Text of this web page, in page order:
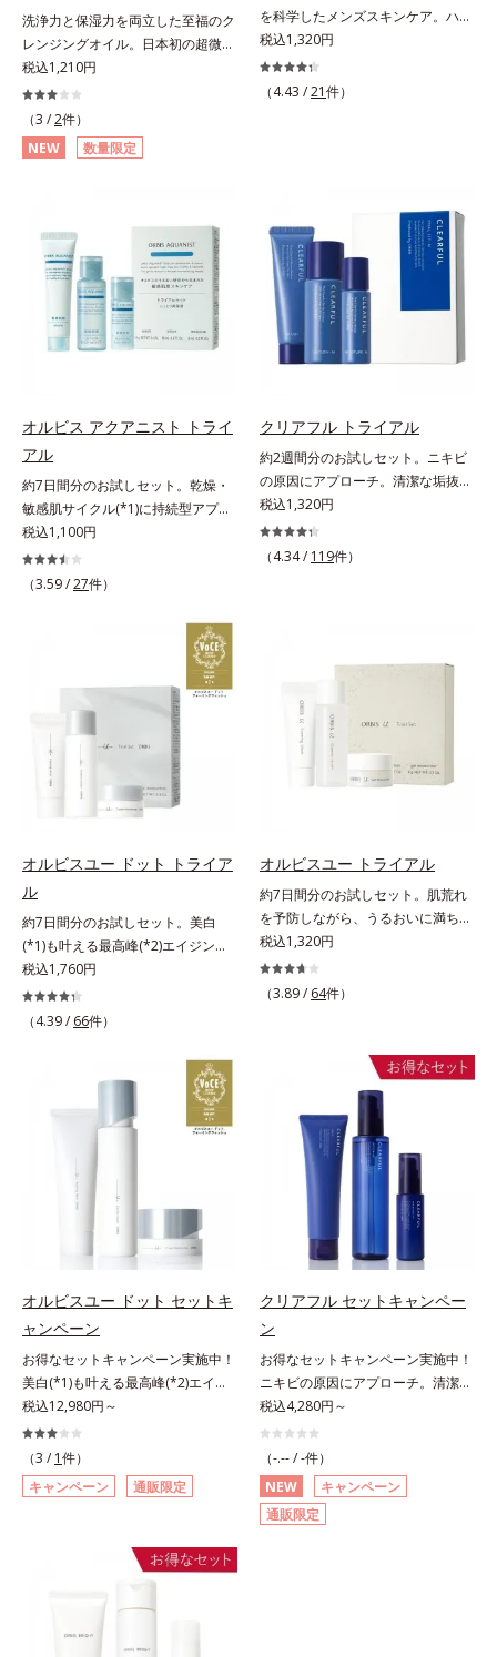
洗浄力と保湿力を両立した至福のク
レンジングオイル。日本初の超微粒
子技術(*1)が毛穴奥の微細な汚れに
アプローチ。圧倒的な洗浄力と毛穴
悩みに着目したクレンジングオイル
のトライアルサイズです。日本初・
超微粒子技術(*1)で、さっと塗り広
いい素肌へ。スキンケア0番目に、
かつてないクレンジング(*2)をご用
意しました。ポーラ化成は独自の先
端研究により、ナノバブルよりも小
さい超微粒子(*3)をクレンジングに
搭載することに成功。毛穴よりはる
て肌表面にうるおいベールを形成。
これにより、洗い流した瞬間に汚れ
が肌に再付着することを防止し、細
かい毛穴汚れをごっそりするん！角
栓溶解オイル(*4)が詰まりや黒ずみ
も溶かして、毛穴の目立ちにくいす
べすべ肌に洗い上げます。大人肌の
ためのくすみ(*5)を晴らすアプロー
叶え、毛穴目立ち(*6)や乾燥による
くすみをケアし、毎日のメイクが楽
しくなる晴れやかな肌に導きます。
*1 ポーラ化成独自の（Ｃ１２－２
０）アルキルグルコシド（保湿）で
形成するミセルから、汚れをはね返
す水の膜をつくる技術が日本初
（2024年12月時点、J－GLOBALに
よる自社調べ）*2 オルビス内でか
*3 ポーラ化成独自の（Ｃ１２－２
０）アルキルグルコシド（保湿）で
形成するミセル*4 炭酸ジカプリリ
ル*5 乾燥や汚れによる*6 キメの乱
れによる＜使用量目安＞適量＜使用
ステップ＞オルビス ザ クレンジン
グ オイル ⇒ 洗顔料 ⇒ 化粧
水 ⇒ 保湿液 ※W洗顔が必要で
ひら全体にさっと広げます。2.肌の
上で軽くらせんを描くように、メイ
クとよくなじませます。※落ちにく
いメイクを落とす際は、乾いた手に
ください。3.メイクとなじんだら、
水またはぬるま湯でよく洗い流しま
す。4.その後、洗顔料で洗顔してく
税込1,210円
（3 /2件）
NEW
数量限定
を科学したメンズスキンケア。ハ
リ・ツヤのある、好印象な清潔透明
肌(*1)へ。オルビス ミスターは、男
性の清潔感、爽やかさ、若々しさの
の乾燥・テカリへのケアはそのまま
に、肌荒れ・ニキビ予防など“今”の
肌悩みに応え、“未来”を見据えて好
印象の鍵となるハリ・ツヤへもアプ
ローチする進化を遂げました。うる
おいを逃しやすい男性肌に着目し、
アイテム同士をなじみやすくする
約し、よりシンプルなお手入れで、
ハリ・ツヤのある好印象な清潔透明
肌(*1)へ導きます。*1 うるおいによ
る透明感のある肌*2 男性の顔画像
を用いた印象評価において、基準画
像に対して、頬全体に輝度分布がな
scholarにより国内化粧品業界にお
ーラ化成研究所調べ）アレルギーテ
スト済＝全ての方にアレルギーが起
こらないということではありませ
ん。ノンコメドジェニックテスト済
ません。
税込1,320円
（4.43 /21件）
オルビス アクアニスト トライ
アル
約7日間分のお試しセット。乾燥・
敏感肌サイクル(*1)に持続型アプロ
ーチ。敏感肌用保湿スキンケア
(*2)。うるおいを逃し、刺激を受け
やすい角層の“乾燥敏感スランプ
のうるおい研究により完成した、待
望の敏感肌用保湿スキンケアライン
「オルビス アクアニスト」。乾燥
敏感スランプの原因にアプローチす
る持続型トリプルアミノ酸(*4)を配
合。もともと体内にあるアミノ酸は
異物として排出されにくく、肌にと
どまってうるおいを蓄えてくれま
す。刺激を受けやすくなった角層を
指します。無油分・無着色・無香
不使用(*5)・パラベンフリー、6つ
のフリー処方で徹底的に肌に寄り添
います。*1 乾燥と敏感をくり返す
こと*2 敏感肌対象連用テスト済
（すべての方のお肌に合うというこ
とではありません）*3 乾燥して敏
アミノ酸（ポリグルタミン酸）配合
＝乾燥を防ぎ、うるおいに満ちた肌
へ導く保湿成分、植物由来アミノ酸
（エルゴチオネイン）配合＝肌を整
物由来アミノ酸（エクトイン）配合
＝乱れた角層にうるおいを与え、肌
荒れを防ぐ保湿成分*5 ウォッシュ
を除くLM＝さっぱり高保湿タイプ
高保湿タイプ（普通肌～超乾性肌）
アレルギーテスト済＝全ての方にア
はありません。
税込1,100円
（3.59 /27件）
クリアフル トライアル
約2週間分のお試しセット。ニキビ
の原因にアプローチ。清潔な垢抜け
肌(*1)へ。「ニキビをくり返してし
まう」「毛穴目立ちが気になる」
「マスク生活であごや口まわりのニ
する、薬用ニキビ対策スキンケアシ
分とコラーゲンが肌をいたわりなが
らうるおいを与え、バリア機能を維
持。ニキビができにくい肌を目指し
ます。さらにビタミンC誘導体をは
を配合。カプセルが浸透してから成
分を放出する特殊技術によって、高
い浸透力(*3)と安定性を実現。毛穴
の目立ちをしっかりケア(*4)して、
ゆらぎやすいニキビ肌を、みずみず
しい清潔な垢抜け肌(*1)へと導きま
す。たっぷりの保湿成分で低刺激。
のできやすい肌・超脂性肌～普通
肌）M＝しっとりタイプ（ニキビの
できやすい肌・普通肌～乾性肌）*1
洗浄による汚れの除去*2 テトラ2-
ヘキシルデカン酸アスコルビル、天
然ビタミンE、イノシット、フィチ
ン酸、ユズセラミド、スフィンゴ糖
脂質*3 角層内*4 うるおいによりキ
メを整えて毛穴を目立たなくする*5
すべての方に皮膚刺激がおきないと
いうわけではありません※敏感肌対
象パッチテスト済（すべての人に皮
膚刺激がおきないというわけではあ
りません）※弱酸性（ローション・
モイスチャーのみ）アレルギーテス
ト済＝全ての方にアレルギーが起こ
らないということではありません。
ノンコメドジェニックテスト済＝す
べての人にコメド（ニキビのもと）
ができないというわけではありませ
ん。
税込1,320円
（4.34 / 119件）
オルビスユー ドット トライア
ル
約7日間分のお試しセット。美白
(*1)も叶える最高峰(*2)エイジング
ケア(*3)。ハリも透明感(*4)も結果
主義。年齢サイン(*5)の因子に着目
した肌科学エイジングケア(*3)シリ
ズは、年齢による肌悩み一つ一つを
対処するのではなく、肌で起きてい
ることの根本原因に着目。加齢とと
もに現れる年齢サイン(*5)について
状態である「ハリのなさ」や、くす
み(*6)などが現れている状態である
「透明感のなさ」が現れることで大
人の肌印象に大きな影響を与えてい
ることが分かりました。そこでオル
ビスユー ドットシリーズは美容成
ター(*8)」を配合。そして、従来か
ら配合している美白有効成分「トラ
ネキサム酸」を配合しました。さら
に、シリーズ共通の美容成分(*7)
「GLルートブースター(*9)」を配合
することで、肌のふっくら感や透明
感を叶えます。美白ケアしながら多
リと透明感を。効果的なシナジー設
計で、あなたのエイジングケアを応
援します。*1 メラニンの生成を抑
シュ除く）*2 オルビス内スキンケ
税込1,760円
（4.39 / 66件）
オルビスユー トライアル
約7日間分のお試しセット。肌荒れ
を予防しながら、うるおいに満ちた
美しい肌へ。7000種を超える成分
から厳選し、「うるおいの質(*1)」
に着目した初期エイジングケア(*2)
る初期エイジングケアシリーズで
す。「うるおいの質」に着目し、肌
荒れを予防しながらうるおいに満ち
た美しい肌へと導きます。ポーラ・
オルビスグループ独自の肌荒れ防止
有効成分として、「DF-パンテノー
ル(*3)」を国内唯一(*4)、高濃度で
配合。角層のバリア機能にアプロー
チして肌荒れを防ぎ、肌不調にゆら
がない肌を叶えます。そして、独自
研究に基づいたアプローチ成分
「MCアクティベーター(*5)」。肌
のうるおいを引き出し・高めて、ハ
リ感あふれる肌へと導きます。うる
おいに満ちたゆらがない肌をご体感
いただくために設計された3ステッ
プで、いつも力強く美しくあり続け
るあなたを応援します。*1 肌にう
るおいが満ち、維持されている状態
*2 年齢に応じたお手入れのこと
*3 デクスパンテノールW*4
税込1,320円
（3.89 / 64件）
オルビスユー ドット セットキ
ャンペーン
お得なセットキャンペーン実施中！
美白(*1)も叶える最高峰(*2)エイジ
ングケア(*3)。ハリも透明感(*4)も
結果主義。年齢サイン(*5)の因子に
着目した肌科学エイジングケア(*3)
シリーズ。オルビスユー ドットシ
リーズは、年齢による肌悩み一つ一
ていることの根本原因に着目。加齢
とともに現れる年齢サイン(*5)につ
ない状態である「ハリのなさ」や、
くすみ(*6)などが現れている状態で
税込12,980円～
（3 / 1件）
キャンペーン
通販限定
クリアフル セットキャンペー
ン
お得なセットキャンペーン実施中！
ニキビの原因にアプローチ。清潔な
垢抜け肌(*1)へ。「ニキビをくり返
してしまう」「毛穴目立ち(*2)が気
になる」「マスク生活であごや口ま
わりのニキビが気になる」というお
悩みに。くり返しニキビの根本原因
「肌のバリア機能の低下」と、肌悩
税込4,280円～
（-.-- / -件）
NEW
キャンペーン
通販限定